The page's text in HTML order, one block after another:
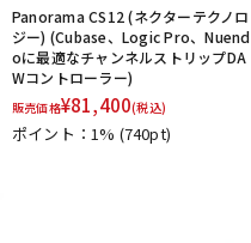
Panorama CS12 (ネクターテクノロ
ジー) (Cubase、Logic Pro、Nuend
oに最適なチャンネルストリップDA
Wコントローラー)
販売価格¥81,400(税込)
ポイント：1% (740pt)